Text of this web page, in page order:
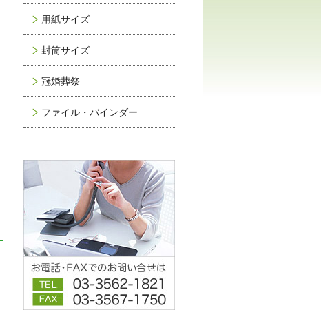
用紙サイズ
封筒サイズ
冠婚葬祭
ファイル・バインダー